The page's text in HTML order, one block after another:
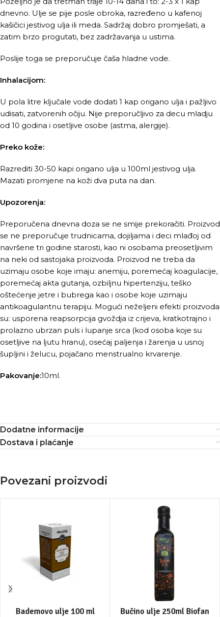
dnevno. Ulje se pije posle obroka, razređeno u kafenoj
kašičici jestivog ulja ili meda. Sadržaj dobro promješati, a
zatim brzo progutati, bez zadržavanja u ustima.
Poslije toga se preporučuje čaša hladne vode.
Inhalacijom:
U pola litre ključale vode dodati 1 kap origano ulja i pažljivo
udisati, zatvorenih očiju. Nije preporučljivo za decu mladju
od 10 godina i osetljive osobe (astma, alergije).
Preko kože:
Razrediti 30-50 kapi origano ulja u 100ml jestivog ulja.
Mazati promjene na koži dva puta na dan.
Upozorenja:
Preporučena dnevna doza se ne smije prekoračiti. Proizvod
se ne preporučuje trudnicama, dojiljama i deci mlađoj od
navršene tri godine starosti, kao ni osobama preosetljivim
na neki od sastojaka proizvoda. Proizvod ne treba da
uzimaju osobe koje imaju: anemiju, poremećaj koagulacije,
poremećaj akta gutanja, ozbiljnu hipertenziju, teško
oštećenje jetre i bubrega kao i osobe koje uzimaju
antikoagulantnu terapiju. Mogući neželjeni efekti proizvoda
su: usporena reapsorpcija gvoždja iz crijeva, kratkotrajno i
prolazno ubrzan puls i lupanje srca (kod osoba koje su
osetljive na ljutu hranu), osećaj paljenja i žarenja u usnoj
šupljini i želucu, pojačano menstrualno krvarenje.
Pakovanje:10ml.
Dodatne informacije
Dostava i plaćanje
Povezani proizvodi
Bademovo ulje 100 ml
Bučino ulje 250ml Biofan